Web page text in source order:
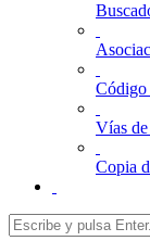
Código
Vías
Copia